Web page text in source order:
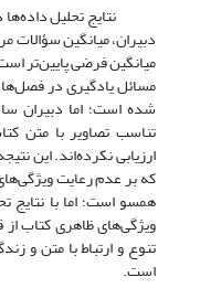
نتایج تحلیل داده‌ها
دبیران، میانگین سؤالات
میانگین فرضی پایین‌تر
مسائل یادگیری در
شده است؛ اما دبیران
تناسب تصاویر با متن
که بر عدم رعایت
ویژگی‌های ظاهری کتاب
تنوع و ارتباط با متن و
است.